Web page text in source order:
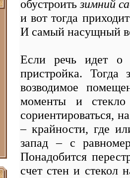
обустроитьзимний
и вот тогда
И самый насущный
Если речь идет о
пристройка. Тогда
возводимое
моменты и
сориентироваться,
– крайности, где
запад – с
Понадобится
счет стен и стекол